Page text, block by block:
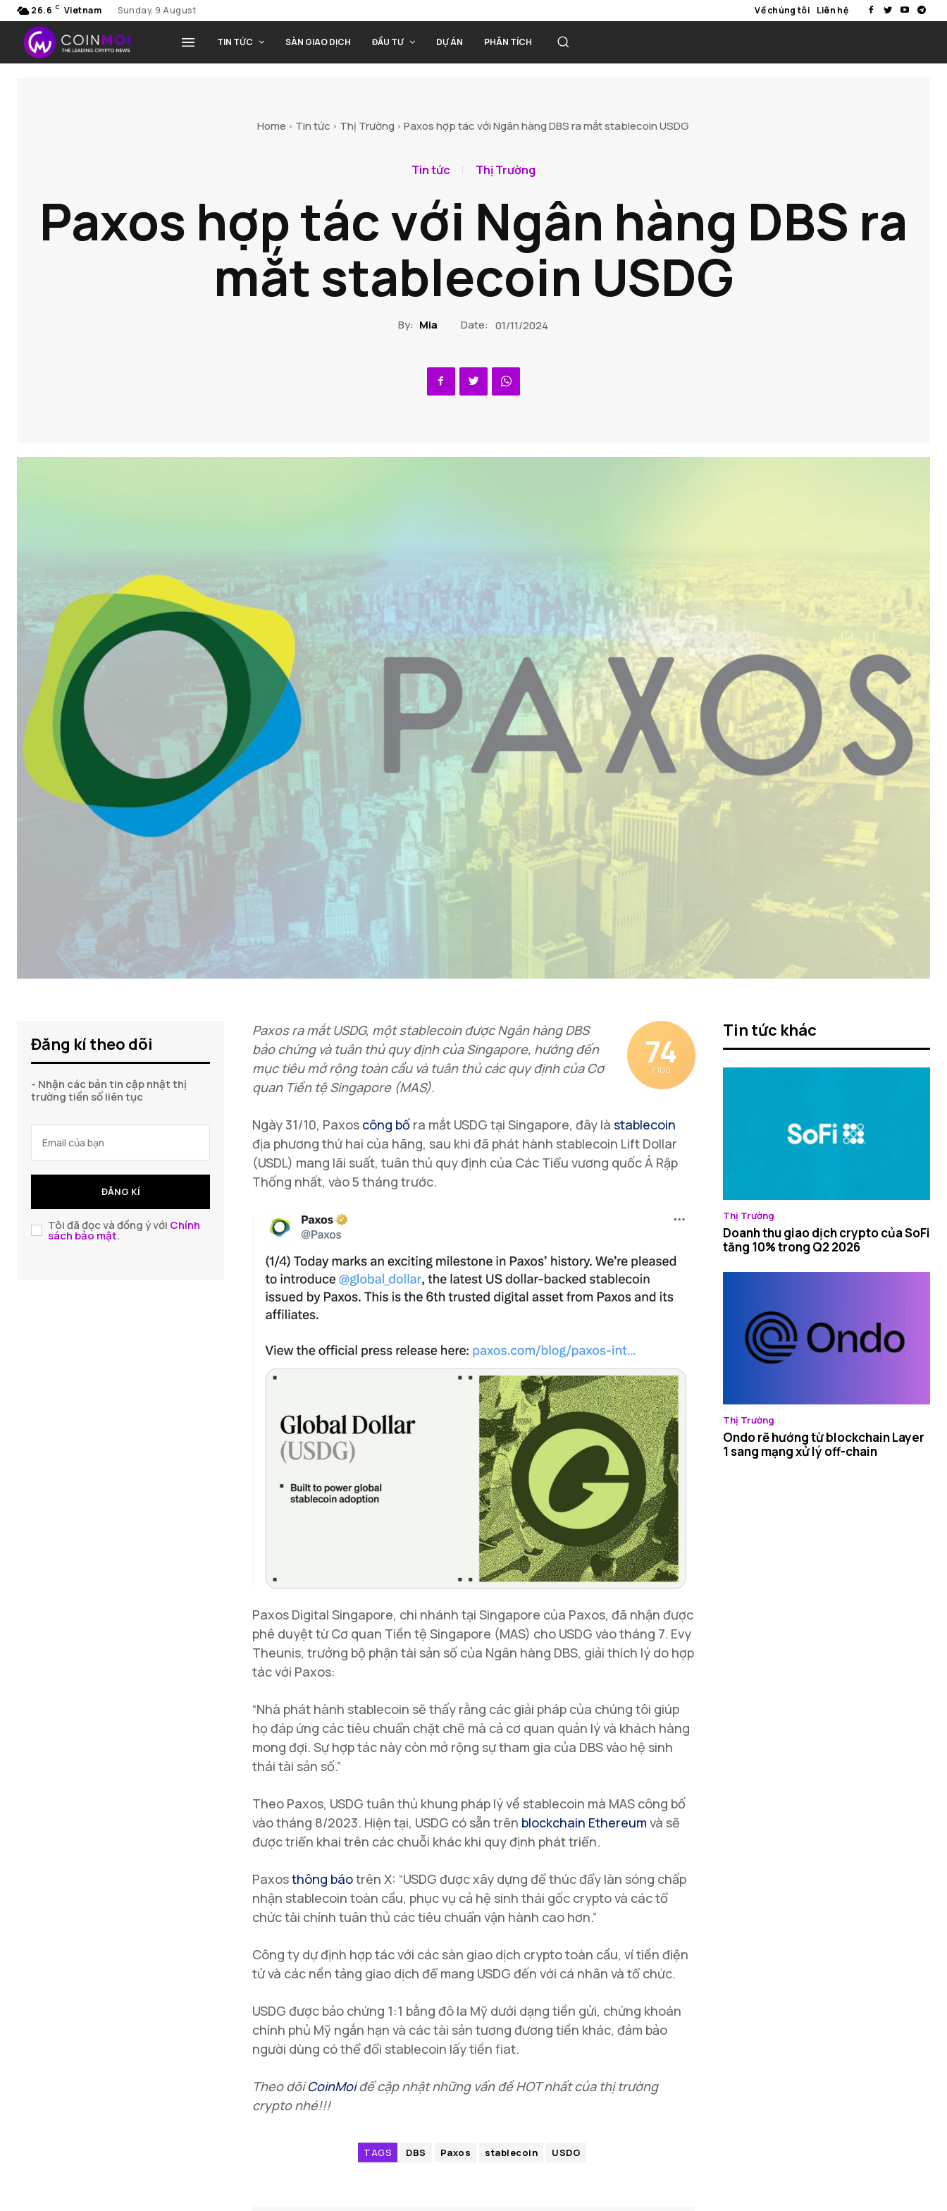
26.6 C Vietnam Sunday, 9 August Về chúng tôi Liên hệ
TIN TỨC SÀN GIAO DỊCH ĐẦU TƯ DỰ ÁN PHÂN TÍCH
Home Tin tức Thị Trường Paxos hợp tác với Ngân hàng DBS ra mắt stablecoin USDG
Tin tức Thị Trường
Paxos hợp tác với Ngân hàng DBS ra
mắt stablecoin USDG
By: Mia Date: 01/11/2024
Đăng kí theo dõi
- Nhận các bản tin cập nhật thị
trường tiền số liên tục
ĐĂNG KÍ
Tôi đã đọc và đồng ý với Chính
sách bảo mật.
74
/ 100
Paxos ra mắt USDG, một stablecoin được Ngân hàng DBS
bảo chứng và tuân thủ quy định của Singapore, hướng đến
mục tiêu mở rộng toàn cầu và tuân thủ các quy định của Cơ
quan Tiền tệ Singapore (MAS).
Ngày 31/10, Paxos công bố ra mắt USDG tại Singapore, đây là stablecoin
địa phương thứ hai của hãng, sau khi đã phát hành stablecoin Lift Dollar
(USDL) mang lãi suất, tuân thủ quy định của Các Tiểu vương quốc Ả Rập
Thống nhất, vào 5 tháng trước.
Paxos Digital Singapore, chi nhánh tại Singapore của Paxos, đã nhận được
phê duyệt từ Cơ quan Tiền tệ Singapore (MAS) cho USDG vào tháng 7. Evy
Theunis, trưởng bộ phận tài sản số của Ngân hàng DBS, giải thích lý do hợp
tác với Paxos:
“Nhà phát hành stablecoin sẽ thấy rằng các giải pháp của chúng tôi giúp
họ đáp ứng các tiêu chuẩn chặt chẽ mà cả cơ quan quản lý và khách hàng
mong đợi. Sự hợp tác này còn mở rộng sự tham gia của DBS vào hệ sinh
thái tài sản số.”
Theo Paxos, USDG tuân thủ khung pháp lý về stablecoin mà MAS công bố
vào tháng 8/2023. Hiện tại, USDG có sẵn trên blockchain Ethereum và sẽ
được triển khai trên các chuỗi khác khi quy định phát triển.
Paxosthông báotrên X: “USDG được xây dựng để thúc đẩy làn sóng chấp
nhận stablecoin toàn cầu, phục vụ cả hệ sinh thái gốc crypto và các tổ
chức tài chính tuân thủ các tiêu chuẩn vận hành cao hơn.”
Công ty dự định hợp tác với các sàn giao dịch crypto toàn cầu, ví tiền điện
tử và các nền tảng giao dịch để mang USDG đến với cá nhân và tổ chức.
USDG được bảo chứng 1:1 bằng đô la Mỹ dưới dạng tiền gửi, chứng khoán
chính phủ Mỹ ngắn hạn và các tài sản tương đương tiền khác, đảm bảo
người dùng có thể đổi stablecoin lấy tiền fiat.
Theo dõiCoinMoiđể cập nhật những vấn đề HOT nhất của thị trường
crypto nhé!!!
TAGS DBS Paxos stablecoin USDG
Tin tức khác
Thị Trường
Doanh thu giao dịch crypto của SoFi
tăng 10% trong Q2 2026
Thị Trường
Ondo rẽ hướng từ blockchain Layer
1 sang mạng xử lý off-chain